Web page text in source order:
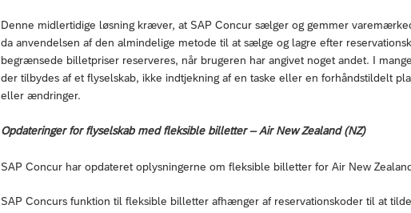
Denne midlertidige løsning kræver, at SAP Concur sælger og gemmer
da anvendelsen af den almindelige metode til at sælge og lagre efter
begrænsede billetpriser reserveres, når brugeren har angivet noget andet. I
der tilbydes af et flyselskab, ikke indtjekning af en taske eller en forhåndstildelt
eller ændringer.
Opdateringer for flyselskab med fleksible billetter – Air New Zealand (NZ)
SAP Concur har opdateret oplysningerne om fleksible billetter for Air New
SAP Concurs funktion til fleksible billetter afhænger af reservationskoder til at